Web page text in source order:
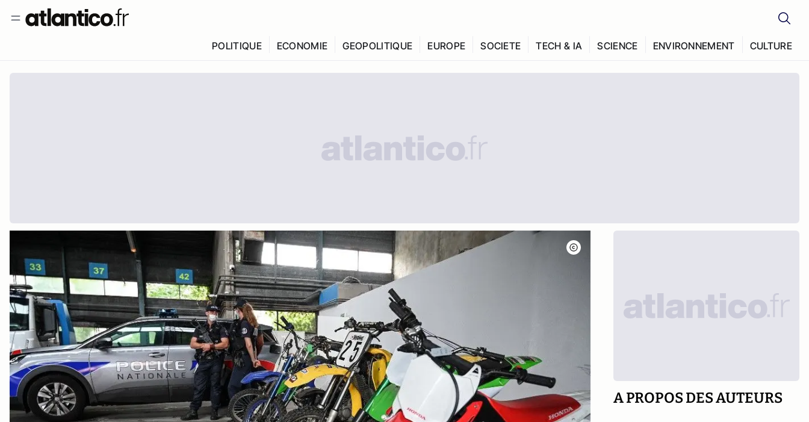
POLITIQUE ECONOMIE GEOPOLITIQUE EUROPE SOCIETE TECH & IA SCIENCE ENVIRONNEMENT CULTURE
A PROPOS DES AUTEURS